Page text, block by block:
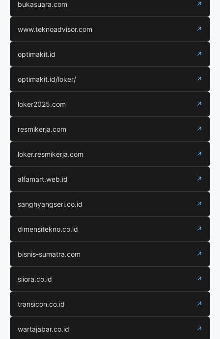
bukasuara.com ↗
www.teknoadvisor.com ↗
optimakit.id ↗
optimakit.id/loker/ ↗
loker2025.com ↗
resmikerja.com ↗
loker.resmikerja.com ↗
alfamart.web.id ↗
sanghyangseri.co.id ↗
dimensitekno.co.id ↗
bisnis-sumatra.com ↗
siiora.co.id ↗
transicon.co.id ↗
wartajabar.co.id ↗